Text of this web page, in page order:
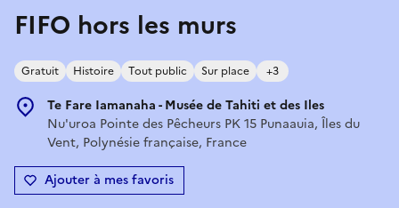
FIFO hors les murs
Gratuit Histoire Tout public Sur place +3
Te Fare Iamanaha - Musée de Tahiti et des Iles
Nu'uroa Pointe des Pêcheurs PK 15 Punaauia, Îles du
Vent, Polynésie française, France
Ajouter à mes favoris